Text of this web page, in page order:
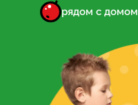
рядом с домом